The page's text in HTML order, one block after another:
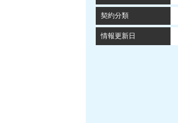
契約分類
情報更新日